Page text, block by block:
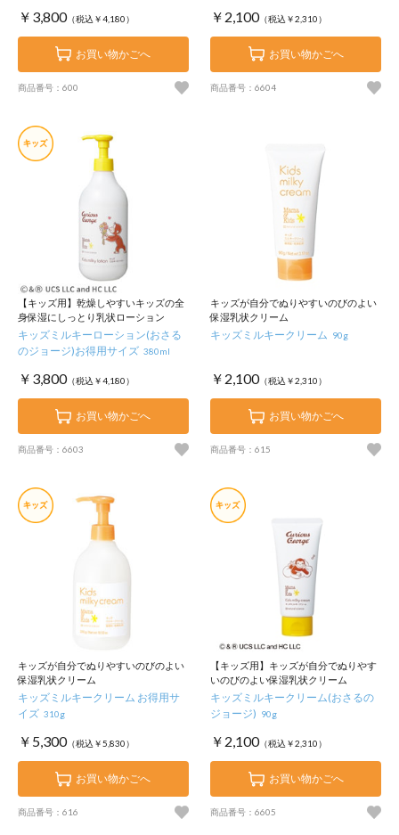
￥3,800（税込￥4,180）
お買い物かごへ
商品番号：600
￥2,100（税込￥2,310）
お買い物かごへ
商品番号：6604
【キッズ用】乾燥しやすいキッズの全
身保湿にしっとり乳状ローション
キッズミルキーローション(おさる
のジョージ)お得用サイズ 380ml
￥3,800（税込￥4,180）
お買い物かごへ
商品番号：6603
キッズが自分でぬりやすいのびのよい
保湿乳状クリーム
キッズミルキークリーム 90g
￥2,100（税込￥2,310）
お買い物かごへ
商品番号：615
キッズが自分でぬりやすいのびのよい
保湿乳状クリーム
キッズミルキークリーム お得用サ
イズ 310g
￥5,300（税込￥5,830）
お買い物かごへ
商品番号：616
【キッズ用】キッズが自分でぬりやす
いのびのよい保湿乳状クリーム
キッズミルキークリーム(おさるの
ジョージ) 90g
￥2,100（税込￥2,310）
お買い物かごへ
商品番号：6605